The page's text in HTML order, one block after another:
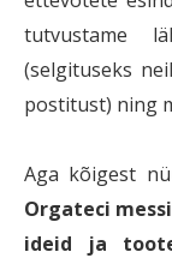
tutvustame
(selgituseks
postitust) ning
Aga kõigest
Orgateci
ideid ja